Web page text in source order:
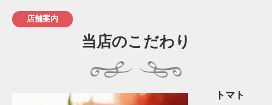
店舗案内
当店のこだわり
トマト